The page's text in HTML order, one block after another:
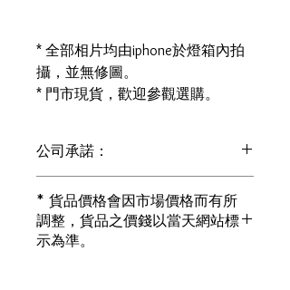
* 全部相片均由iphone於燈箱內拍
攝，並無修圖。
* 門市現貨，歡迎參觀選購。
公司承諾：
冇加色！冇化妝！
i) 所有已鑲玉器珠寶丶玉鐲丶擺件皆 奉
送 [香港翡翠鑑証書]
* 貨品價格會因市場價格而有所
調整，貨品之價錢以當天網站標
示為準。